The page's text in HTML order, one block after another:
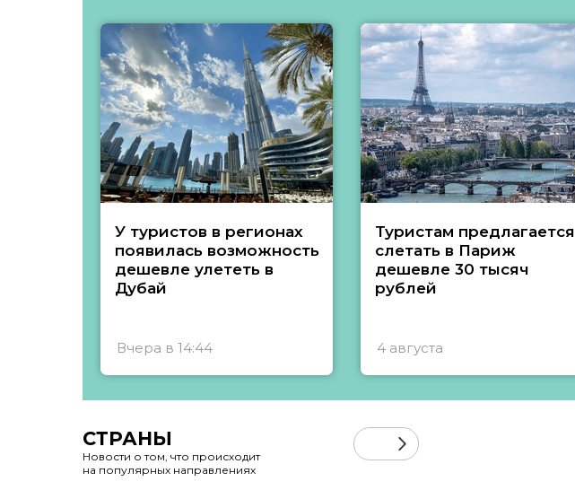
У туристов в регионах
появилась возможность
дешевле улететь в
Дубай
Вчера в 14:44
Туристам предлагается
слетать в Париж
дешевле 30 тысяч
рублей
4 августа
СТРАНЫ
Новости о том, что происходит
на популярных направлениях